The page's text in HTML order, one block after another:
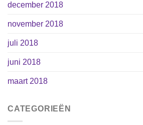
december 2018
november 2018
juli 2018
juni 2018
maart 2018
CATEGORIEËN